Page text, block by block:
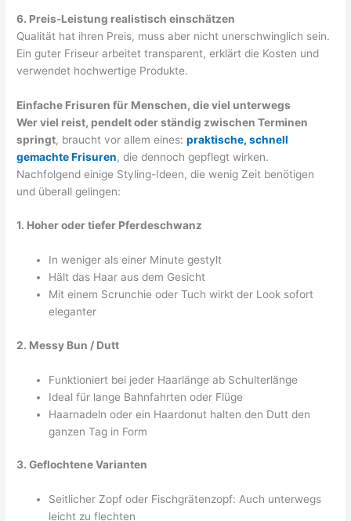
6. Preis-Leistung realistisch einschätzen
Qualität hat ihren Preis, muss aber nicht unerschwinglich sein.
Ein guter Friseur arbeitet transparent, erklärt die Kosten und
verwendet hochwertige Produkte.
Einfache Frisuren für Menschen, die viel unterwegs
Wer viel reist, pendelt oder ständig zwischen Terminen
springt, braucht vor allem eines:praktische, schnell
gemachte Frisuren, die dennoch gepflegt wirken.
Nachfolgend einige Styling-Ideen, die wenig Zeit benötigen
und überall gelingen:
1. Hoher oder tiefer Pferdeschwanz
In weniger als einer Minute gestylt
Hält das Haar aus dem Gesicht
Mit einem Scrunchie oder Tuch wirkt der Look sofort
eleganter
2. Messy Bun / Dutt
Funktioniert bei jeder Haarlänge ab Schulterlänge
Ideal für lange Bahnfahrten oder Flüge
Haarnadeln oder ein Haardonut halten den Dutt den
ganzen Tag in Form
3. Geflochtene Varianten
Seitlicher Zopf oder Fischgrätenzopf: Auch unterwegs
leicht zu flechten